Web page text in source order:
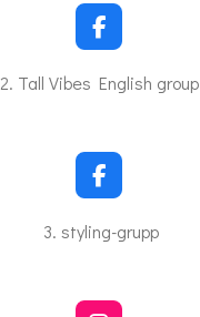
o
k
F
a
c
o
k
2. Tall Vibes English group
F
a
c
e
o
3. styling-grupp